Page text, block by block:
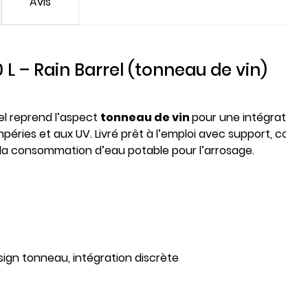
– Rain Barrel (tonneau de vin)
reprend l’aspect tonneau de vinpour une
et aux UV. Livré prêt à l’emploi avec support,
consommation d’eau potable pour l’arrosage.
tonneau, intégration discrète